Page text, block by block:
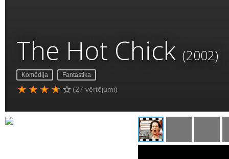
The Hot Chick (2002)
Komēdija Fantastika
(27 vērtējumi)